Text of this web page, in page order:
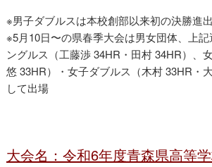
※男子ダブルスは本校創部以来初の決勝進
※5月10日〜の県春季大会は男女団体、上
ングルス（工藤渉 34HR・田村 34HR）、
悠 33HR）・女子ダブルス（木村 33HR・
して出場
大会名：令和6年度青森県高等